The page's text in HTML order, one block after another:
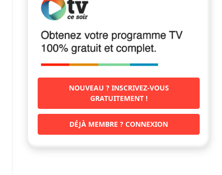
NOUVEAU ? INSCRIVEZ-VOUS
GRATUITEMENT !
DÉJÀ MEMBRE ? CONNEXION